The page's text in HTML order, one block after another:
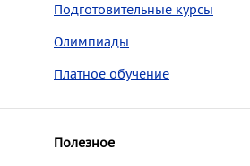
Подготовительные курсы
Олимпиады
Платное обучение
Полезное